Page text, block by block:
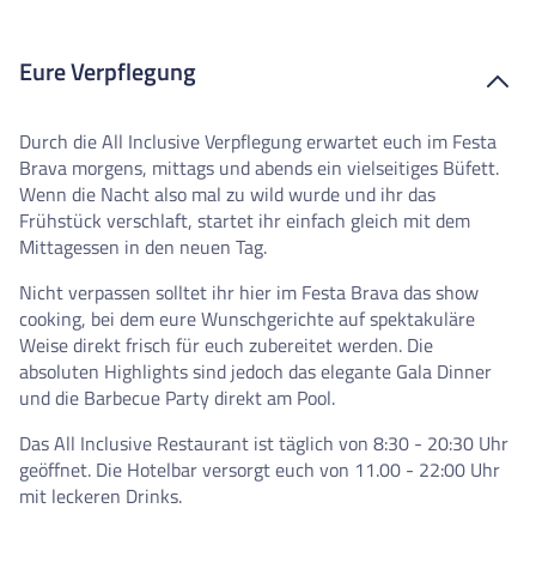
Eure Verpflegung
Durch die All Inclusive Verpflegung erwartet euch im Festa
Brava morgens, mittags und abends ein vielseitiges Büfett.
Wenn die Nacht also mal zu wild wurde und ihr das
Frühstück verschlaft, startet ihr einfach gleich mit dem
Mittagessen in den neuen Tag.
Nicht verpassen solltet ihr hier im Festa Brava das show
cooking, bei dem eure Wunschgerichte auf spektakuläre
Weise direkt frisch für euch zubereitet werden. Die
absoluten Highlights sind jedoch das elegante Gala Dinner
und die Barbecue Party direkt am Pool.
Das All Inclusive Restaurant ist täglich von 8:30 - 20:30 Uhr
geöffnet. Die Hotelbar versorgt euch von 11.00 - 22:00 Uhr
mit leckeren Drinks.